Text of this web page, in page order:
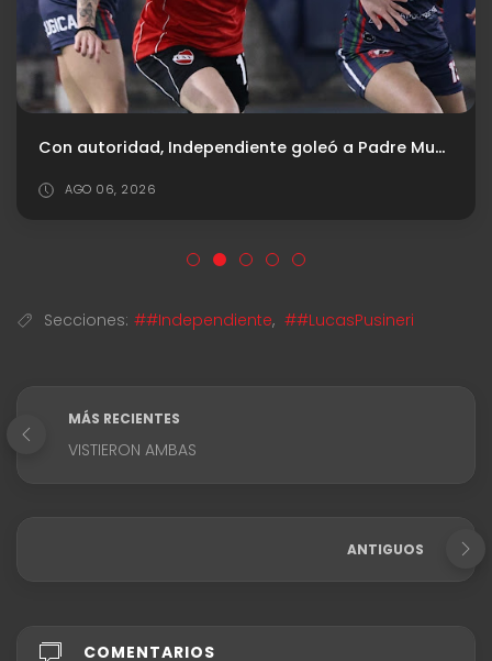
Con autoridad, Independiente goleó a Padre Mugica y avanzó en la Copa Argentina
AGO 06, 2026
Secciones: ##Independiente, ##LucasPusineri
MÁS RECIENTES
VISTIERON AMBAS
ANTIGUOS
COMENTARIOS